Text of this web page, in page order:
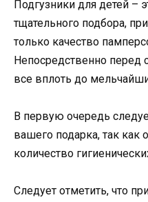
Подгузники для детей –
тщательного подбора,
только качество
Непосредственно перед
все вплоть до
В первую очередь
вашего подарка, так как
количество
Следует отметить, что